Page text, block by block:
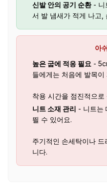
신발 안의 공기 순환- 니
서 발 냄새가 적게 나고,
아
높은 굽에 적응 필요 -
들에게는 처음에 발목이
착용 시간을 점진적으
니트 소재 관리 - 니트는
띌 수 있어요.
주기적인 손세탁이나
니다.